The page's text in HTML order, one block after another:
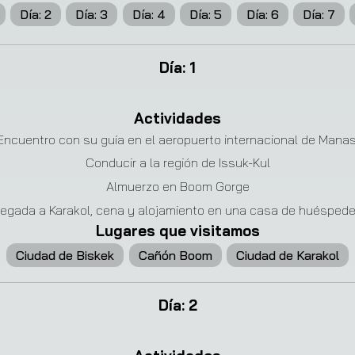
Día:2 Día:3 Día: 4 Día:5 Día: 6 Día: 7
Día: 1
Actividades
con su guía en el aeropuerto internacional de Manas.
Conducir a la región de Issuk-Kul
Almuerzo en Boom Gorge
a Karakol, cena y alojamiento en una casa de
Lugares que visitamos
Ciudad de Biskek Cañón Boom Ciudad de Karakol
Día: 2